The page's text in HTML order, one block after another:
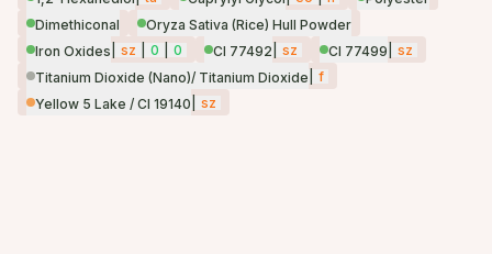
Dimethiconal
Oryza Sativa (Rice) Hull Powder
Iron Oxides
sz 0 0 CI 77492 sz CI 77499
sz
Titanium Dioxide (Nano)/ Titanium Dioxide
f
Yellow 5 Lake / CI 19140
sz